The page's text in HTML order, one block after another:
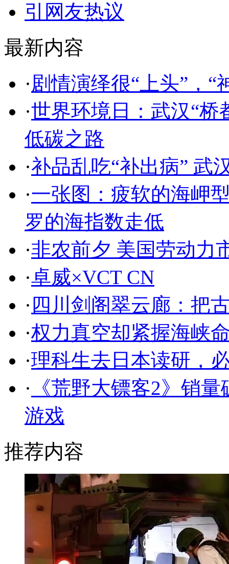
最新内容
·剧情演绎很“上头”，“
·世界环境日：武汉“桥
低碳之路
·补品乱吃“补出病” 武
·一张图：疲软的海岬
罗的海指数走低
·非农前夕 美国劳动力
·卓威×VCT CN
· 四川剑阁翠云廊：把
·权力真空却紧握海峡
·理科生去日本读研，
· 《荒野大镖客2》销
游戏
推荐内容